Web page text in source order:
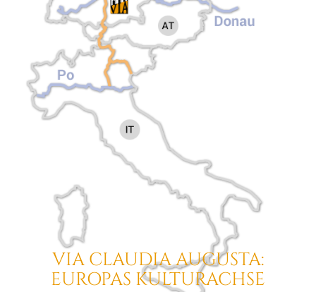
VIA CLAUDIA AUGUSTA:
EUROPAS KULTURACHSE